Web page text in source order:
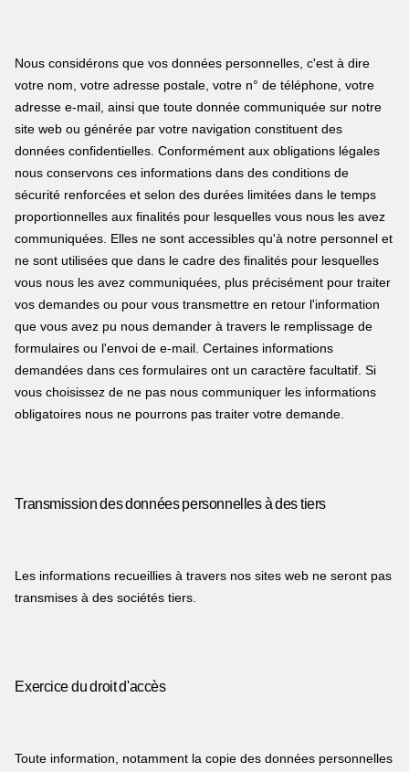
Nous considérons que vos données personnelles, c'est à dire
votre nom, votre adresse postale, votre n° de téléphone, votre
adresse e-mail, ainsi que toute donnée communiquée sur notre
site web ou générée par votre navigation constituent des
données confidentielles. Conformément aux obligations légales
nous conservons ces informations dans des conditions de
sécurité renforcées et selon des durées limitées dans le temps
proportionnelles aux finalités pour lesquelles vous nous les avez
communiquées. Elles ne sont accessibles qu'à notre personnel et
ne sont utilisées que dans le cadre des finalités pour lesquelles
vous nous les avez communiquées, plus précisément pour traiter
vos demandes ou pour vous transmettre en retour l'information
que vous avez pu nous demander à travers le remplissage de
formulaires ou l'envoi de e-mail. Certaines informations
demandées dans ces formulaires ont un caractère facultatif. Si
vous choisissez de ne pas nous communiquer les informations
obligatoires nous ne pourrons pas traiter votre demande.
Transmission des données personnelles à des tiers
Les informations recueillies à travers nos sites web ne seront pas
transmises à des sociétés tiers.
Exercice du droit d'accès
Toute information, notamment la copie des données personnelles